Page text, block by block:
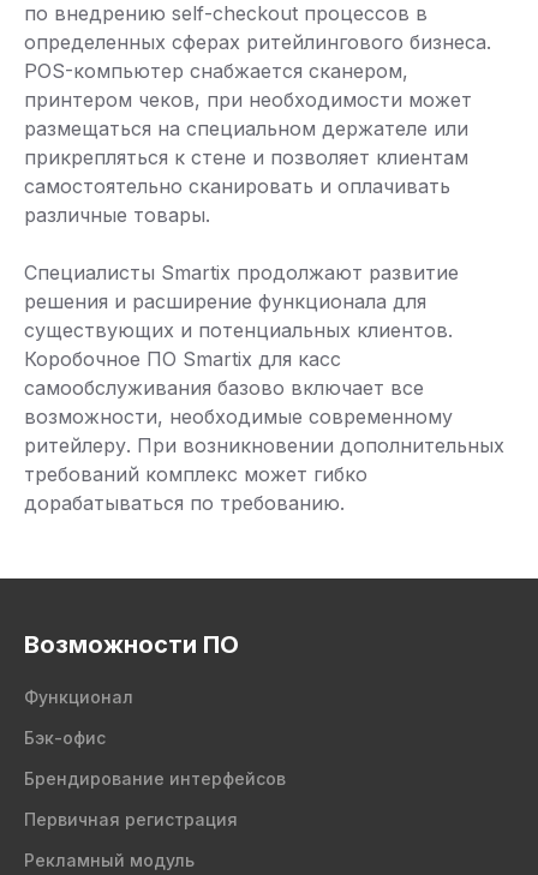
по внедрению self-checkout процессов в
определенных сферах ритейлингового бизнеса.
POS-компьютер снабжается сканером,
принтером чеков, при необходимости может
размещаться на специальном держателе или
прикрепляться к стене и позволяет клиентам
самостоятельно сканировать и оплачивать
различные товары.
Специалисты Smartix продолжают развитие
решения и расширение функционала для
существующих и потенциальных клиентов.
Коробочное ПО Smartix для касс
самообслуживания базово включает все
возможности, необходимые современному
ритейлеру. При возникновении дополнительных
требований комплекс может гибко
дорабатываться по требованию.
Возможности ПО
Функционал
Бэк-офис
Брендирование интерфейсов
Первичная регистрация
Рекламный модуль